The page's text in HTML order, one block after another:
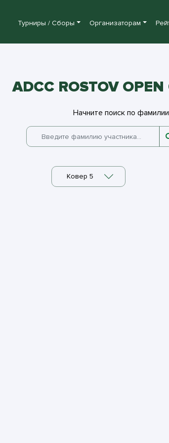
Турниры / Сборы Организаторам
ADCC ROSTOV
Начните поиск по
Ковер 5